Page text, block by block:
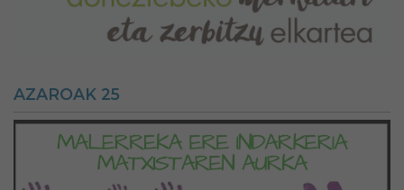
AZAROAK 25